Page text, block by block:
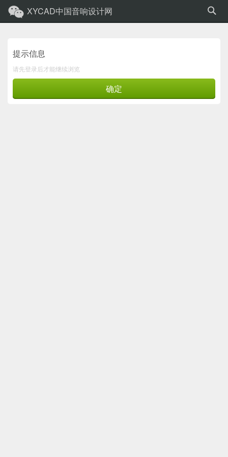
XYCAD中国音响设计网
提示信息
请先登录后才能继续浏览
确定